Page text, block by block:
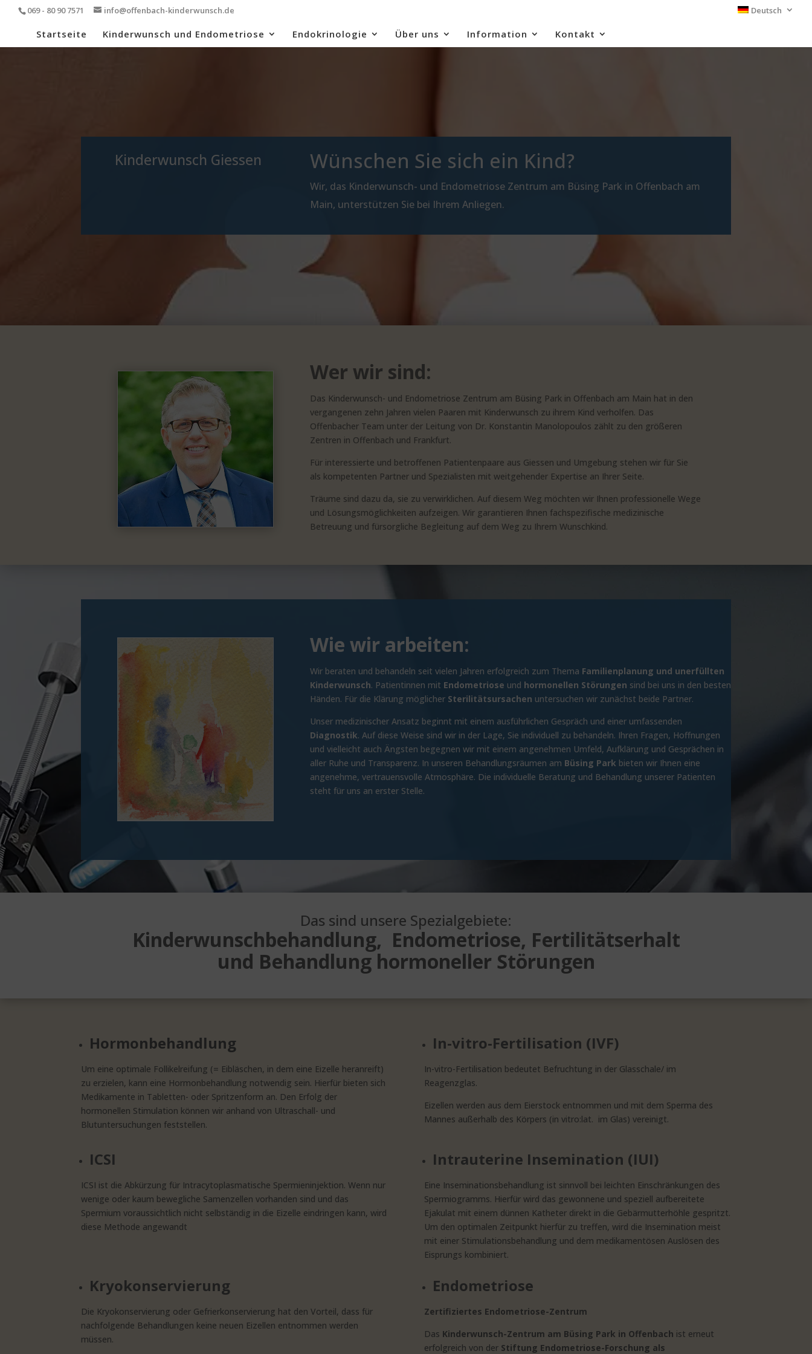
069 - 80 90 7571 info@offenbach-kinderwunsch.de Deutsch
Startseite Kinderwunsch und Endometriose Endokrinologie Über uns Information Kontakt
Kinderwunsch Giessen Wünschen Sie sich ein Kind?
Wir, das Kinderwunsch- und Endometriose Zentrum am Büsing Park in Offenbach am
Main, unterstützen Sie bei Ihrem Anliegen.
Wer wir sind:
Das Kinderwunsch- und Endometriose Zentrum am Büsing Park in Offenbach am Main hat in den
vergangenen zehn Jahren vielen Paaren mit Kinderwunsch zu ihrem Kind verholfen. Das
Offenbacher Team unter der Leitung von Dr. Konstantin Manolopoulos zählt zu den größeren
Zentren in Offenbach und Frankfurt.
Für interessierte und betroffenen Patientenpaare aus Giessen und Umgebung stehen wir für Sie
als kompetenten Partner und Spezialisten mit weitgehender Expertise an Ihrer Seite.
Träume sind dazu da, sie zu verwirklichen. Auf diesem Weg möchten wir Ihnen professionelle Wege
und Lösungsmöglichkeiten aufzeigen. Wir garantieren Ihnen fachspezifische medizinische
Betreuung und fürsorgliche Begleitung auf dem Weg zu Ihrem Wunschkind.
Wie wir arbeiten:
Wir beraten und behandeln seit vielen Jahren erfolgreich zum Thema Familienplanung und unerfüllten
Kinderwunsch. Patientinnen mit Endometriose und hormonellen Störungen sind bei uns in den besten
Händen. Für die Klärung möglicher Sterilitätsursachen untersuchen wir zunächst beide Partner.
Unser medizinischer Ansatz beginnt mit einem ausführlichen Gespräch und einer umfassenden
Diagnostik. Auf diese Weise sind wir in der Lage, Sie individuell zu behandeln. Ihren Fragen, Hoffnungen
und vielleicht auch Ängsten begegnen wir mit einem angenehmen Umfeld, Aufklärung und Gesprächen in
aller Ruhe und Transparenz. In unseren Behandlungsräumen am Büsing Park bieten wir Ihnen eine
angenehme, vertrauensvolle Atmosphäre. Die individuelle Beratung und Behandlung unserer Patienten
steht für uns an erster Stelle.
Das sind unsere Spezialgebiete:
Kinderwunschbehandlung, Endometriose, Fertilitätserhalt
und Behandlung hormoneller Störungen
Hormonbehandlung
Um eine optimale Follikelreifung (= Eibläschen, in dem eine Eizelle heranreift)
zu erzielen, kann eine Hormonbehandlung notwendig sein. Hierfür bieten sich
Medikamente in Tabletten- oder Spritzenform an. Den Erfolg der
hormonellen Stimulation können wir anhand von Ultraschall- und
Blutuntersuchungen feststellen.
In-vitro-Fertilisation (IVF)
In-vitro-Fertilisation bedeutet Befruchtung in der Glasschale/ im
Reagenzglas.
Eizellen werden aus dem Eierstock entnommen und mit dem Sperma des
Mannes außerhalb des Körpers (in vitro:lat. im Glas) vereinigt.
ICSI
ICSI ist die Abkürzung für Intracytoplasmatische Spermieninjektion. Wenn nur
wenige oder kaum bewegliche Samenzellen vorhanden sind und das
Spermium voraussichtlich nicht selbständig in die Eizelle eindringen kann, wird
diese Methode angewandt
Intrauterine Insemination (IUI)
Eine Inseminationsbehandlung ist sinnvoll bei leichten Einschränkungen des
Spermiogramms. Hierfür wird das gewonnene und speziell aufbereitete
Ejakulat mit einem dünnen Katheter direkt in die Gebärmutterhöhle gespritzt.
Um den optimalen Zeitpunkt hierfür zu treffen, wird die Insemination meist
mit einer Stimulationsbehandlung und dem medikamentösen Auslösen des
Eisprungs kombiniert.
Kryokonservierung
Die Kryokonservierung oder Gefrierkonservierung hat den Vorteil, dass für
nachfolgende Behandlungen keine neuen Eizellen entnommen werden
müssen.
Endometriose
Zertifiziertes Endometriose-Zentrum
Das Kinderwunsch-Zentrum am Büsing Park in Offenbach ist erneut
erfolgreich von der Stiftung Endometriose-Forschung als